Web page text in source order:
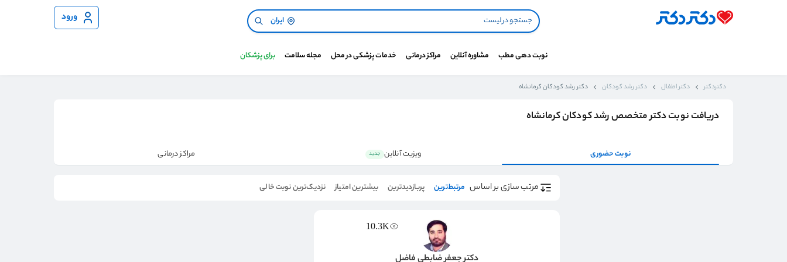
ایران ورود
نوبت دهی مطب مشاوره آنلاین مراکز درمانی خدمات پزشکی در محل مجله سلامت برای پزشکان
دکتردکتر دکتر اطفال دکتر رشد کودکان دکتر رشد کودکان کرمانشاه
دریافت نوبت دکتر متخصص رشد کودکان کرمانشاه
نوبت حضوری ویزیت آنلاین جدید مراکز درمانی
مرتب سازی بر اساس مرتبط‌ترین پربازدیدترین بیشترین امتیاز نزدیک‌ترین نوبت خالی
10.3K
دکتر جعفر ضابطی فاضل